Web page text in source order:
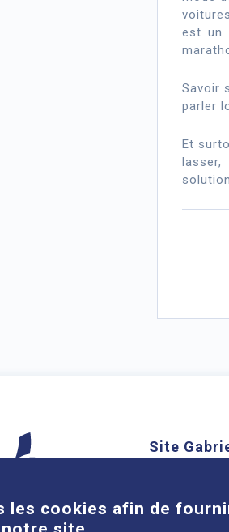
est un
Savoir
parler
Et
Site
les cookies afin de